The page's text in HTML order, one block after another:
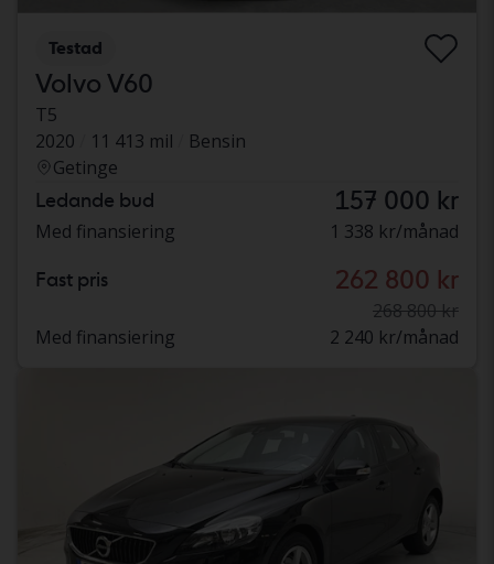
Testad
Volvo V60
T5
2020
11 413 mil
Bensin
Getinge
Ledande bud 157 000 kr
Med finansiering 1 338 kr/månad
Fast pris 262 800 kr
268 800 kr
Med finansiering
2 240 kr/månad